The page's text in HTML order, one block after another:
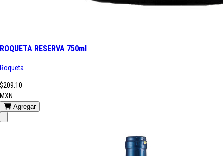
ROQUETA RESERVA 750ml
Roqueta
$209.10
MXN
Agregar